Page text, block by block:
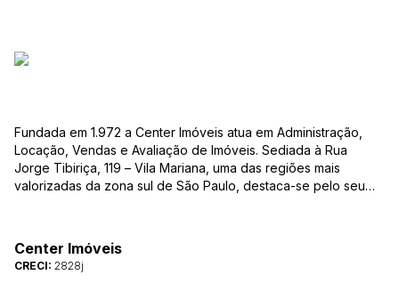
Fundada em 1.972 a Center Imóveis atua em Administração,
Locação, Vendas e Avaliação de Imóveis. Sediada à Rua
Jorge Tibiriça, 119 – Vila Mariana, uma das regiões mais
valorizadas da zona sul de São Paulo, destaca-se pelo seu
atuantes imobiliárias da região, credenciada junto ao Conselho
Regional dos Corretores de Imóveis (CRECI) e associada ao
Sindicato das Empresas de Compra, Venda, Locação e
Center Imóveis
CRECI: 2828j